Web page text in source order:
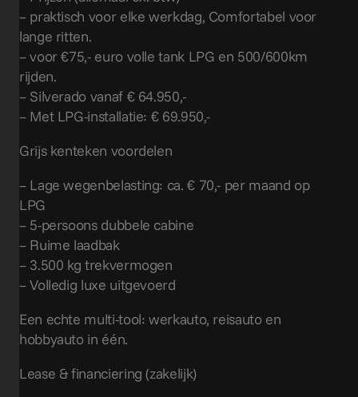
– praktisch voor elke werkdag, Comfortabel voor
lange ritten.
– voor €75,- euro volle tank LPG en 500/600km
rijden.
– Silverado vanaf € 64.950,-
– Met LPG-installatie: € 69.950,-
Grijs kenteken voordelen
– Lage wegenbelasting: ca. € 70,- per maand op
LPG
– 5-persoons dubbele cabine
– Ruime laadbak
– 3.500 kg trekvermogen
– Volledig luxe uitgevoerd
Een echte multi-tool: werkauto, reisauto en
hobbyauto in één.
Lease & financiering (zakelijk)